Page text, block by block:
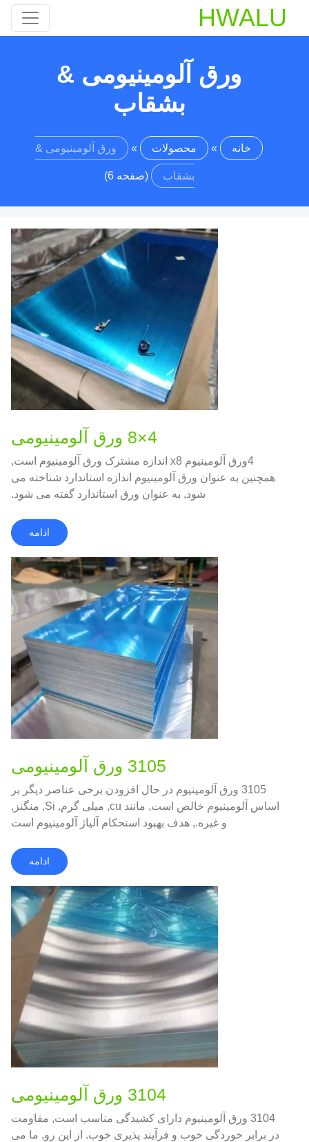
HWALU
ورق آلومینیومی &
بشقاب
خانه » محصولات » ورق آلومینیومی &
بشقاب (صفحه 6)
4×8 ورق آلومینیومی
4ورق آلومینیوم x8 اندازه مشترک ورق آلومینیوم است,
همچنین به عنوان ورق آلومینیوم اندازه استاندارد شناخته می
شود, به عنوان ورق استاندارد گفته می شود.
ادامه
3105 ورق آلومینیومی
3105 ورق آلومینیوم در حال افزودن برخی عناصر دیگر بر
اساس آلومینیوم خالص است, مانند cu, میلی گرم, Si, منگنز,
و غیره., هدف بهبود استحکام آلیاژ آلومینیوم است
ادامه
3104 ورق آلومینیومی
3104 ورق آلومینیوم دارای کشیدگی مناسب است, مقاومت
در برابر خوردگی خوب و فرآیند پذیری خوب. از این رو, ما می